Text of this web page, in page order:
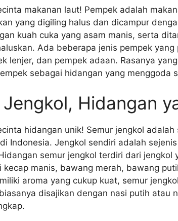
makanan laut! Pempek adalah
yang digiling halus dan dicampur
kuah cuka yang asam manis, serta
Ada beberapa jenis pempek
lenjer, dan pempek adaan. Rasanya
sebagai hidangan yang menggoda
Jengkol, Hidangan
hidangan unik! Semur jengkol
Indonesia. Jengkol sendiri adalah
semur jengkol terdiri dari jengkol
kecap manis, bawang merah, bawang
aroma yang cukup kuat, semur
disajikan dengan nasi putih atau